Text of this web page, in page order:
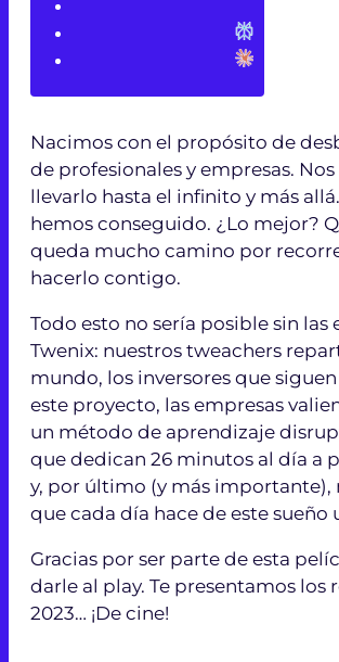
Nacimos con el propósito de
de profesionales y empresas.
llevarlo hasta el infinito y más
hemos conseguido. ¿Lo mejor?
queda mucho camino por
hacerlo contigo.
Todo esto no sería posible sin las
Twenix: nuestros tweachers
mundo, los inversores que
este proyecto, las empresas
un método de aprendizaje
que dedican 26 minutos al día a
y, por último (y más importante),
que cada día hace de este sueño
Gracias por ser parte de esta
darle al play. Te presentamos los
2023… ¡De cine!